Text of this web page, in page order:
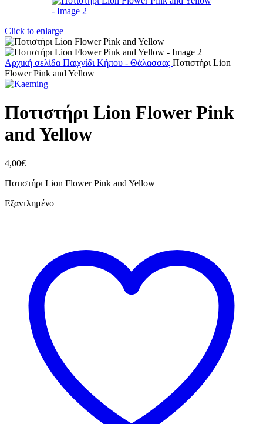
Click to enlarge
Αρχική σελίδα Παιχνίδι Κήπου - Θάλασσας Ποτιστήρι Lion
Flower Pink and Yellow
Ποτιστήρι Lion Flower Pink
and Yellow
4,00€
Ποτιστήρι Lion Flower Pink and Yellow
Εξαντλημένο